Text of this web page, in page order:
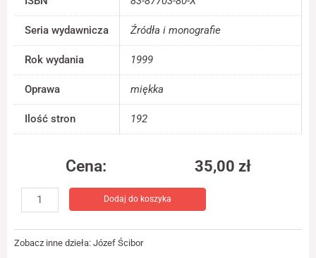
Seria wydawnicza Źródła i monografie
Rok wydania 1999
Oprawa miękka
Ilość stron 192
Cena: 35,00 zł
Geneza
struktur
modalnych
chorału
Dodaj do koszyka
Zobacz inne dzieła: Józef Ścibor
najlepiej podczas
na nią. Jeśli
cookie, niektóre
funkcje znikną ze